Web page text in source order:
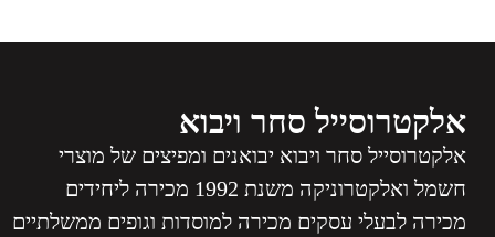
אלקטרוסייל סחר ויבוא
אלקטרוסייל סחר ויבוא יבואנים ומפיצים של מוצרי
חשמל ואלקטרוניקה משנת 1992 מכירה ליחידים
מכירה לבעלי עסקים מכירה למוסדות וגופים ממשלתיים